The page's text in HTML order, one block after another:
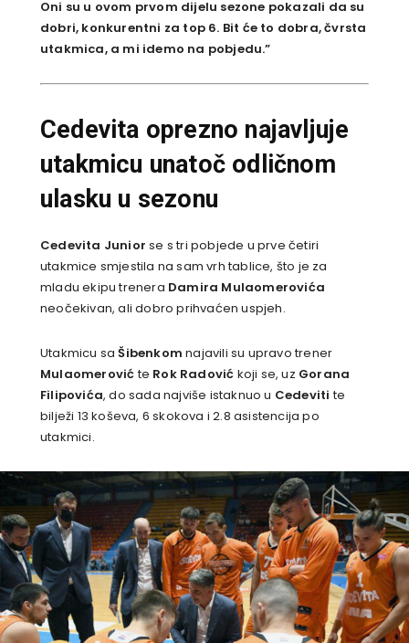
Oni su u ovom prvom dijelu sezone pokazali da su
dobri, konkurentni za top 6. Bit će to dobra, čvrsta
utakmica, a mi idemo na pobjedu.”
Cedevita oprezno najavljuje
utakmicu unatoč odličnom
ulasku u sezonu
Cedevita Junior se s tri pobjede u prve četiri
utakmice smjestila na sam vrh tablice, što je za
mladu ekipu trenera Damira Mulaomerovića
neočekivan, ali dobro prihvaćen uspjeh.
Utakmicu saŠibenkom najavili su upravo trener
Mulaomerovićte Rok Radović koji se, uz Gorana
Filipovića, do sada najviše istaknuo u Cedeviti te
bilježi 13 koševa, 6 skokova i 2.8 asistencija po
utakmici.